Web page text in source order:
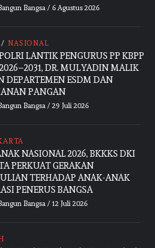
Bangsa/ 6 Agustus 2026
/ NASIONAL
LANTIK PENGURUS PP KBPP
DR. MULYADIN MALIK
DEPARTEMEN ESDM DAN
PANGAN
Bangsa/ 29 Juli 2026
NASIONAL 2026, BKKKS DKI
PERKUAT GERAKAN
TERHADAP ANAK-ANAK
PENERUS BANGSA
Bangsa/ 12 Juli 2026